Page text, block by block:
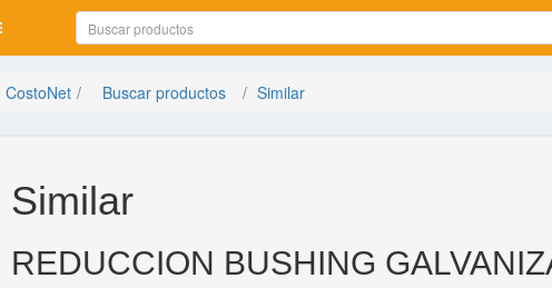
Mostrar menú
CostoNet Buscar productos Similar
Similar
REDUCCION BUSHING